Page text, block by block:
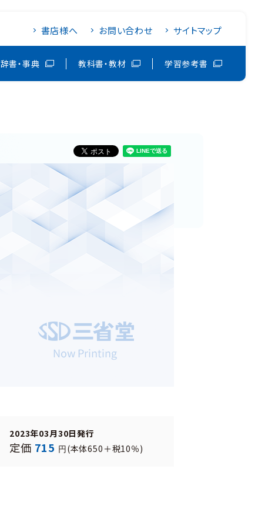
書店様へ お問い合わせ サイトマップ
辞書・事典 教科書・教材 学習参考書
2023年03月30日発行
定価 715 円 (本体650＋税10％)